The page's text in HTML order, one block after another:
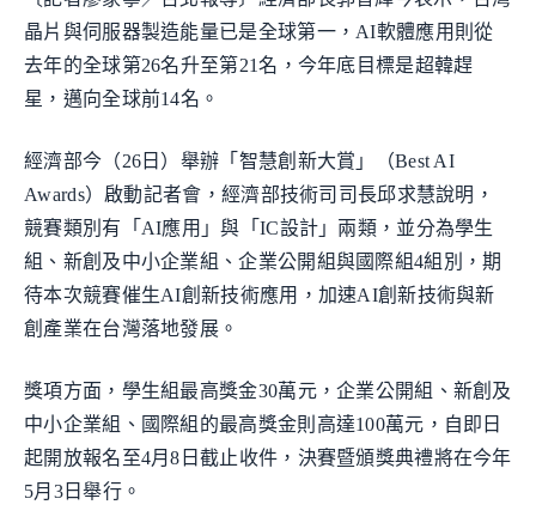
晶片與伺服器製造能量已是全球第一，AI軟體應用則從
去年的全球第26名升至第21名，今年底目標是超韓趕
星，邁向全球前14名。
經濟部今（26日）舉辦「智慧創新大賞」（Best AI
Awards）啟動記者會，經濟部技術司司長邱求慧說明，
競賽類別有「AI應用」與「IC設計」兩類，並分為學生
組、新創及中小企業組、企業公開組與國際組4組別，期
待本次競賽催生AI創新技術應用，加速AI創新技術與新
創產業在台灣落地發展。
獎項方面，學生組最高獎金30萬元，企業公開組、新創及
中小企業組、國際組的最高獎金則高達100萬元，自即日
起開放報名至4月8日截止收件，決賽暨頒獎典禮將在今年
5月3日舉行。